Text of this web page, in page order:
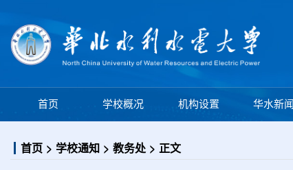
首页 学校概况 机构设置 华水新闻
首页 学校通知 教务处 正文